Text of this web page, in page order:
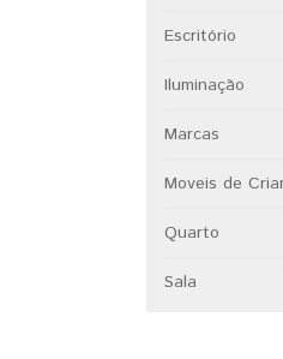
Escritório
Iluminação
Marcas
Moveis de
Quarto
Sala